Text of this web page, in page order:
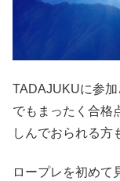
TADAJUKUに参
でもまったく合格
しんでおられる方
ロープレを初めて